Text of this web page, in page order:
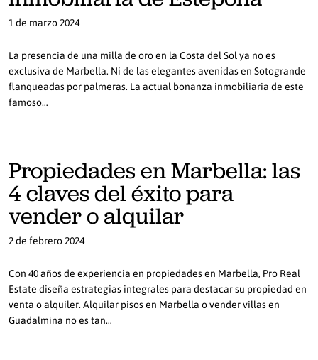
1 de marzo 2024
La presencia de una milla de oro en la Costa del Sol ya no es
exclusiva de Marbella. Ni de las elegantes avenidas en Sotogrande
flanqueadas por palmeras. La actual bonanza inmobiliaria de este
famoso…
Propiedades en Marbella: las
4 claves del éxito para
vender o alquilar
2 de febrero 2024
Con 40 años de experiencia en propiedades en Marbella, Pro Real
Estate diseña estrategias integrales para destacar su propiedad en
venta o alquiler. Alquilar pisos en Marbella o vender villas en
Guadalmina no es tan…